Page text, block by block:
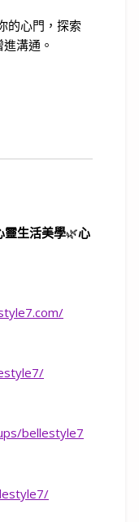
的心門，探索
溝通。
靈生活美學🌿心
bellestyle7